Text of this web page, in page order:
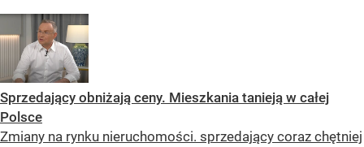
Sprzedający obniżają ceny. Mieszkania tanieją w całej
Polsce
Zmiany na rynku nieruchomości. sprzedający coraz chętniej